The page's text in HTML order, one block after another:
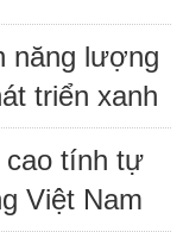
năng lượng
triển xanh
cao tính tự
Việt Nam